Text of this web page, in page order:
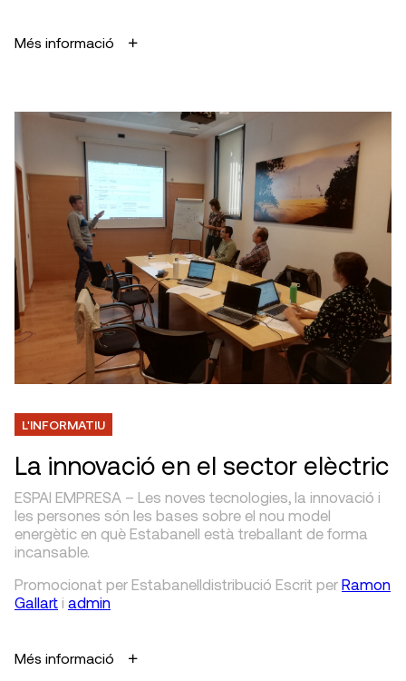
Més informació
L'INFORMATIU
La innovació en el sector elèctric
ESPAI EMPRESA – Les noves tecnologies, la innovació i
les persones són les bases sobre el nou model
energètic en què Estabanell està treballant de forma
incansable.
Promocionat per Estabanelldistribució Escrit per Ramon
Gallart i admin
Més informació